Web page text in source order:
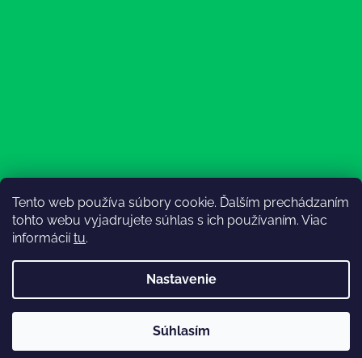
Tento web používa súbory cookie. Ďalším prechádzaním
tohto webu vyjadrujete súhlas s ich používaním. Viac
informáciítu.
Nastavenie
Súhlasím
nedostupná (na email reagujeme nonstop), expedícia ako
obvykle💚Ďakujeme, že ste s nami💚
Sledovať na Instagrame